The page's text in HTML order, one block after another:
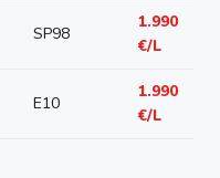
SP98
1.990
€/L
E10
1.990
€/L